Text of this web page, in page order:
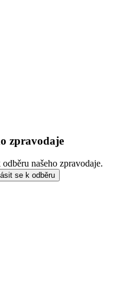
zpravodaje
našeho zpravodaje.
se k odběru